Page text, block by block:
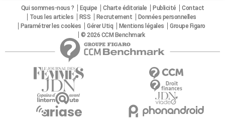
Qui sommes-nous ? Equipe Charte éditoriale Publicité
Contact
Tous les articles
RSS Recrutement
Données personnelles
Paramétrer les cookies
Gérer Utiq Mentions légales
Groupe Figaro
© 2026 CCM Benchmark